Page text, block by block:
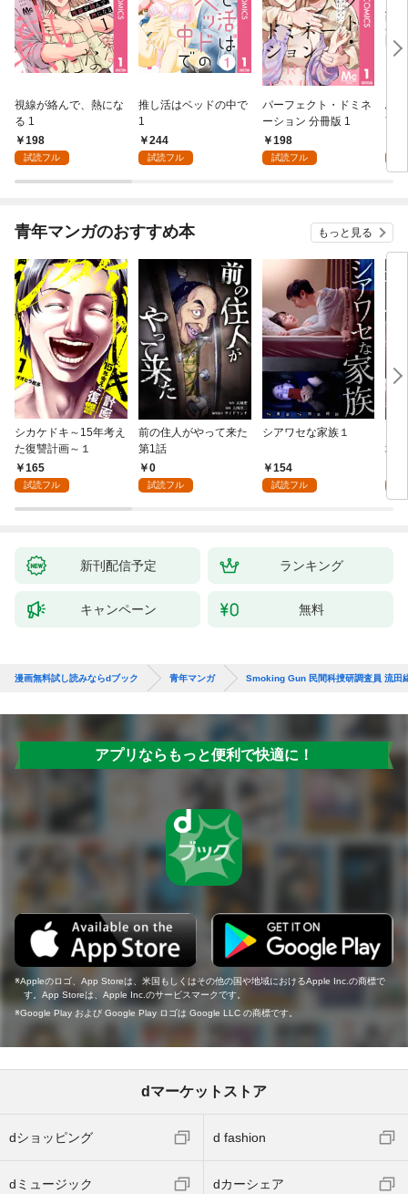
視線が絡んで、熱にな
る 1
198
試読フル
推し活はベッドの中で
1
244
試読フル
パーフェクト・ドミネ
ーション 分冊版 1
198
試読フル
ふ
言
青年マンガのおすすめ本 もっと見る
シカケドキ～15年考え
た復讐計画～１
165
試読フル
前の住人がやって来た
第1話
0
試読フル
シアワセな家族１
154
試読フル
地
新刊配信予定 ランキング
キャンペーン 無料
漫画無料試し読みならdブック 青年マンガ Smoking Gun 民間科捜研調査員 流田
アプリならもっと便利で快適に！
Appleのロゴ、App Storeは、米国もしくはその他の国や地域におけるApple Inc.の商標で
す。App Storeは、Apple Inc.のサービスマークです。
Google Play および Google Play ロゴは Google LLC の商標です。
dマーケットストア
dショッピング d fashion
dミュージック dカーシェア